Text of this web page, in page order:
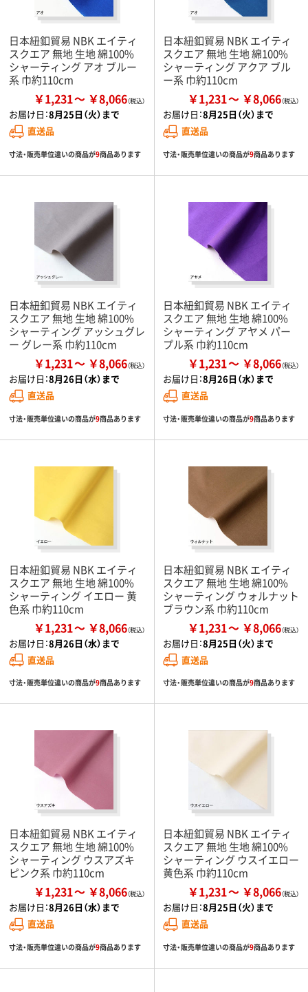
日本紐釦貿易 NBK エイティ
スクエア 無地 生地 綿100%
シャーティング アオ ブルー
系 巾約110cm
￥1,231 ￥8,066
お届け日：8月25日（火）まで
直送品
寸法・販売単位違いの商品が9商品あります
日本紐釦貿易 NBK エイティ
スクエア 無地 生地 綿100%
シャーティング アクア ブル
ー系 巾約110cm
￥1,231 ￥8,066
お届け日：8月25日（火）まで
直送品
寸法・販売単位違いの商品が9商品あります
日本紐釦貿易 NBK エイティ
スクエア 無地 生地 綿100%
シャーティング アッシュグレ
ー グレー系 巾約110cm
￥1,231 ￥8,066
お届け日：8月26日（水）まで
直送品
寸法・販売単位違いの商品が9商品あります
日本紐釦貿易 NBK エイティ
スクエア 無地 生地 綿100%
シャーティング アヤメ パー
プル系 巾約110cm
￥1,231 ￥8,066
お届け日：8月26日（水）まで
直送品
寸法・販売単位違いの商品が9商品あります
日本紐釦貿易 NBK エイティ
スクエア 無地 生地 綿100%
シャーティング イエロー 黄
色系 巾約110cm
￥1,231 ￥8,066
お届け日：8月26日（水）まで
直送品
寸法・販売単位違いの商品が9商品あります
日本紐釦貿易 NBK エイティ
スクエア 無地 生地 綿100%
シャーティング ウォルナット
ブラウン系 巾約110cm
￥1,231 ￥8,066
お届け日：8月25日（火）まで
直送品
寸法・販売単位違いの商品が9商品あります
日本紐釦貿易 NBK エイティ
スクエア 無地 生地 綿100%
シャーティング ウスアズキ
ピンク系 巾約110cm
￥1,231 ￥8,066
お届け日：8月26日（水）まで
直送品
寸法・販売単位違いの商品が9商品あります
日本紐釦貿易 NBK エイティ
スクエア 無地 生地 綿100%
シャーティング ウスイエロー
黄色系 巾約110cm
￥1,231 ￥8,066
お届け日：8月25日（火）まで
直送品
寸法・販売単位違いの商品が9商品あります